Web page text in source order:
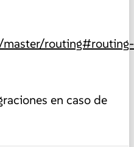
routing#routing-
en caso de